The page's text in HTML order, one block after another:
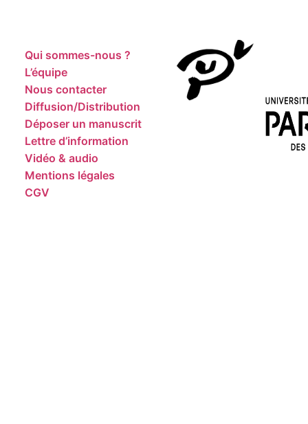
Qui sommes-nous ?
L’équipe
Nous contacter
Diffusion/Distribution
Déposer un manuscrit
Lettre d’information
Vidéo & audio
Mentions légales
CGV